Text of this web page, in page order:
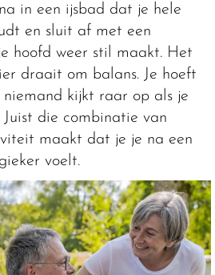
in een ijsbad dat je hele
en sluit af met een
hoofd weer stil maakt. Het
draait om balans. Je hoeft
niemand kijkt raar op als je
die combinatie van
maakt dat je je na een
voelt.